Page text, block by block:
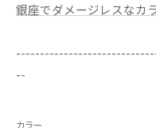
銀座でダメージレスなカ
--
カラー